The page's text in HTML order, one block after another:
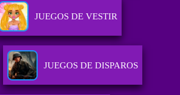
JUEGOS DE VESTIR
JUEGOS DE DISPAROS